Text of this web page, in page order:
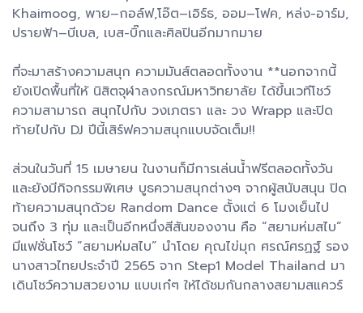
Khaimoog, พาย–กอล์ฟ,โอ๊ต–เอิร์ธ, ออม–โฟค, หล่ง-อาร์ม,
ปรายฟ้า–บีเบล, เบส-บิ๊กและศิลปินอีกมากมาย
ที่จะมาสร้างความสนุก ความมันส์ตลอดทั้งงาน **นอกจากนี้
ยังเปิดพื้นที่ให้ นิสิตจุฬาลงกรณ์มหาวิทยาลัย ได้ขึ้นเวทีโชว์
ความสามารถ สนุกไปกับ วงเภตรา และ วง Wrapp และปิด
ท้ายไปกับ DJ ปีนี้เสิร์ฟความสนุกแบบจัดเต็ม!!
ส่วนในวันที่ 15 เมษายน ในงานก็มีการเล่นน้ำฟรีตลอดทั้งวัน
และยังมีกิจกรรมพิเศษ บูธความสนุกต่างๆ จากผู้สนับสนุน ปิด
ท้ายความสนุกด้วย Random Dance ตั้งแต่ 6 โมงเย็นไป
จนถึง 3 ทุ่ม และเป็นอีกหนึ่งสีสันของงาน คือ “สยามห่มสไบ”
มีแฟชั่นโชว์ “สยามห่มสไบ” นำโดย คุณไข่มุก ศรณ์ศรฏฐ์ รอง
นางสาวไทยประจำปี 2565 จาก Step1 Model Thailand มา
เดินโชว์ความสวยงาม แบบเก๋ๆ ให้ได้ชมกันกลางสยามสแควร์